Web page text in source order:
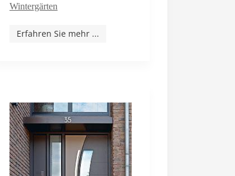
Wintergärten
Erfahren Sie mehr ...